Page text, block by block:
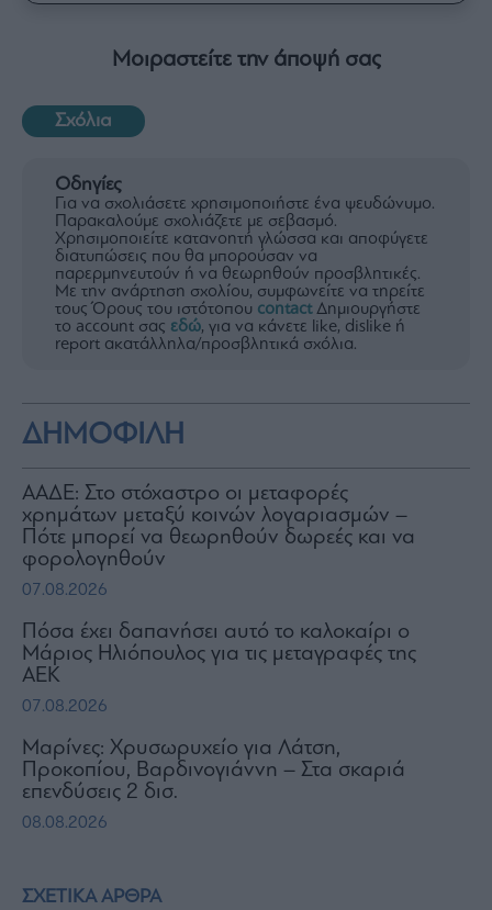
ΣΧΕΤΙΚΑ ΑΡΘΡΑ
Μοιραστείτε την άποψή σας
Σχόλια
Οδηγίες
Για να σχολιάσετε χρησιμοποιήστε ένα ψευδώνυμο.
Παρακαλούμε σχολιάζετε με σεβασμό.
Χρησιμοποιείτε κατανοητή γλώσσα και αποφύγετε
διατυπώσεις που θα μπορούσαν να
παρερμηνευτούν ή να θεωρηθούν προσβλητικές.
Με την ανάρτηση σχολίου, συμφωνείτε να τηρείτε
τους Όρους του ιστότοπου contactΔημιουργήστε
το account σας εδώ, για να κάνετε like, dislike ή
report ακατάλληλα/προσβλητικά σχόλια.
ΔΗΜΟΦΙΛΗ
ΑΑΔΕ: Στο στόχαστρο οι μεταφορές
χρημάτων μεταξύ κοινών λογαριασμών –
Πότε μπορεί να θεωρηθούν δωρεές και να
φορολογηθούν
07.08.2026
Πόσα έχει δαπανήσει αυτό το καλοκαίρι ο
Μάριος Ηλιόπουλος για τις μεταγραφές της
ΑΕΚ
07.08.2026
Μαρίνες: Χρυσωρυχείο για Λάτση,
Προκοπίου, Βαρδινογιάννη – Στα σκαριά
επενδύσεις 2 δισ.
08.08.2026